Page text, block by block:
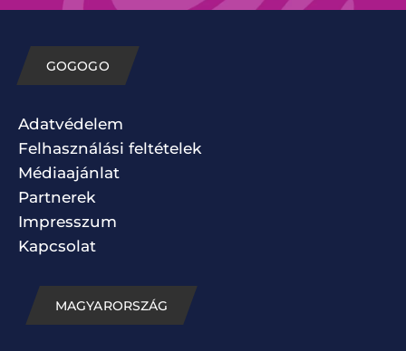
GOGOGO
Adatvédelem
Felhasználási feltételek
Médiaajánlat
Partnerek
Impresszum
Kapcsolat
MAGYARORSZÁG